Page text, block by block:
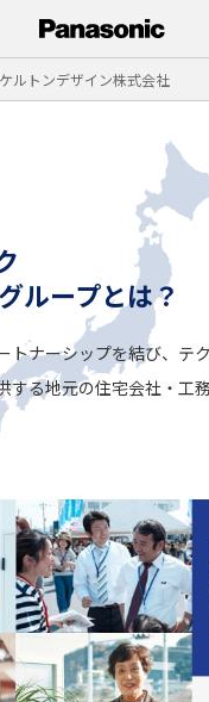
ルトンデザイン株式会社
ループとは？
トナーシップを結び、 テ
する地元の住宅会社・工